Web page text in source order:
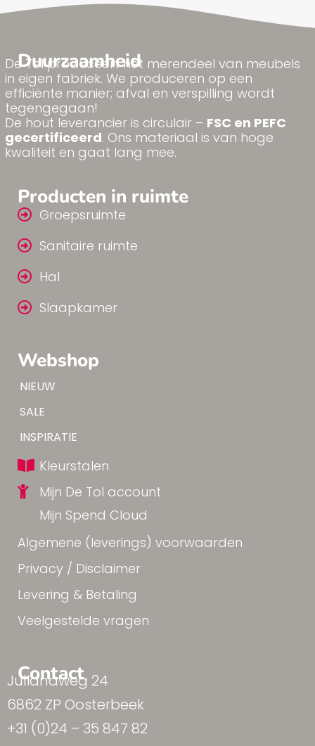
Contact
Julianaweg 24
6862 ZP Oosterbeek
+31 (0)24 – 35 847 82
Webshop
NIEUW
SALE
INSPIRATIE
Kleurstalen
Mijn De Tol account
Mijn Spend Cloud
Algemene (leverings) voorwaarden
Privacy / Disclaimer
Levering & Betaling
Veelgestelde vragen
Producten in ruimte
Groepsruimte
Sanitaire ruimte
Hal
Slaapkamer
Duurzaamheid
De Tol produceert het merendeel van meubels
in eigen fabriek. We produceren op een
efficiënte manier; afval en verspilling wordt
tegengegaan!
De hout leverancier is circulair – FSC en PEFC
gecertificeerd. Ons materiaal is van hoge
kwaliteit en gaat lang mee.